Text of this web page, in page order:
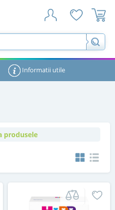
Informatii utile
produsele